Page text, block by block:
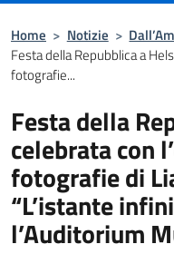
Home > Notizie >
Festa della Repubblica a
fotografie...
Festa della
celebrata con
fotografie di
“L’istante
l’Auditorium